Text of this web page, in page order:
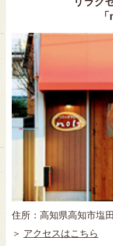
住所：高知県高知市塩
＞ アクセスはこちら